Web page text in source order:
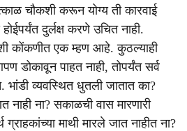
चौकशी करून योग्य ती कारवाई
दुर्लक्ष करणे उचित नाही.
कोंकणीत एक म्हण आहे. कुठल्याही
डोकावून पाहत नाही, तोपर्यंत सर्व
व्यवस्थित धुतली जातात का?
ना? सकाळची वास मारणारी
माथी मारले जात नाहीत ना?